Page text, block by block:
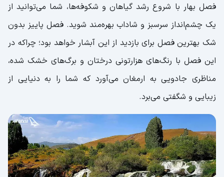
فصل بهار با شروع رشد گیاهان و شکوفه‌ها، شما می‌توانید از
یک چشم‌انداز سرسبز و شاداب بهره‌مند شوید. فصل پاییز بدون
شک بهترین فصل برای بازدید از این آبشار خواهد بود؛ چراکه در
این فصل با رنگ‌های هزارتونی درختان و برگ‌های خشک شده،
مناظری جادویی به ارمغان می‌آورد که شما را به دنیایی از
زیبایی و شگفتی می‌برد.